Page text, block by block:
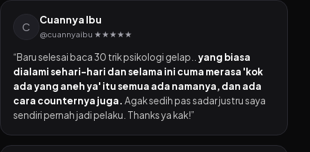
C
Cuannya Ibu
@cuannyaibu ★★★★★
“Baru selesai baca 30 trik psikologi gelap.. yang biasa
dialami sehari-hari dan selama ini cuma merasa 'kok
ada yang aneh ya' itu semua ada namanya, dan ada
cara counternya juga. Agak sedih pas sadar justru saya
sendiri pernah jadi pelaku. Thanks ya kak!”